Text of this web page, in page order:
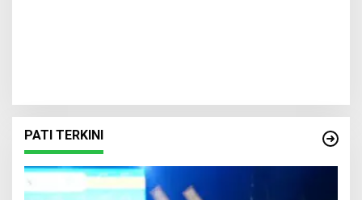
PATI TERKINI